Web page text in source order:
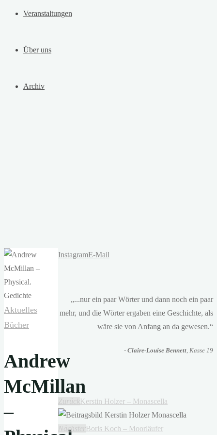
Veranstaltungen
Über uns
Archiv
Aktuelles
Bücher
Andrew
McMillan
–
InstagramE-Mail
„...nur ein paar Wörter und dann noch ein paar
mehr, und die Wörter ergaben eine Geschichte, als
wäre sie von Anfang an da gewesen.“
- Claire-Louise Bennett, Kasse 19
ZurückKerstin Holzer – Monascella
NächsterBoris Koch – Moorläufer